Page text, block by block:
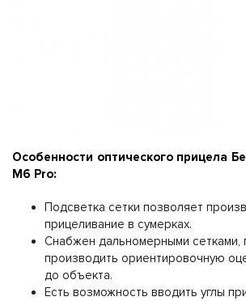
Особенности оптического прицела
М6 Pro:
Подсветка сетки позволяет
прицеливание в сумерках.
Снабжен дальномерными
производить ориентировочную
до объекта.
Есть возможность вводить углы